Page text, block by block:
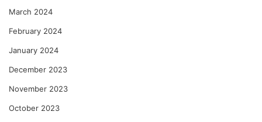
March 2024
February 2024
January 2024
December 2023
November 2023
October 2023